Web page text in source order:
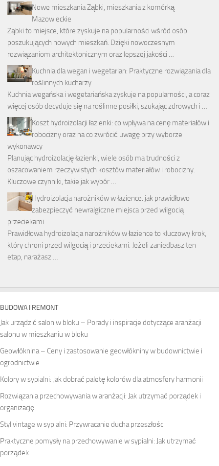
Nowe mieszkania Ząbki, mieszkania z komórką
Mazowieckie
Ząbki to miejsce, które zyskuje na popularności wśród osób
poszukujących nowych mieszkań. Dzięki nowoczesnym
rozwiązaniom architektonicznym oraz lepszej jakości …
Kuchnia dla wegan i wegetarian: Praktyczne rozwiązania dla
roślinnych kucharzy
Kuchnia wegańska i wegetariańska zyskuje na popularności, a coraz
więcej osób decyduje się na roślinne posiłki, szukając zdrowych i …
Koszt hydroizolacji łazienki: co wpływa na cenę materiałów i
robocizny oraz na co zwrócić uwagę przy wyborze
wykonawcy
Planując hydroizolację łazienki, wiele osób ma trudności z
oszacowaniem rzeczywistych kosztów materiałów i robocizny.
Kluczowe czynniki, takie jak wybór …
Hydroizolacja narożników w łazience: jak prawidłowo
zabezpieczyć newralgiczne miejsca przed wilgocią i
przeciekami
Prawidłowa hydroizolacja narożników w łazience to kluczowy krok,
który chroni przed wilgocią i przeciekami. Jeżeli zaniedbasz ten
etap, narażasz …
BUDOWA I REMONT
Jak urządzić salon w bloku – Porady i inspiracje dotyczące aranżacji
salonu w mieszkaniu w bloku
Geowłóknina – Ceny i zastosowanie geowłókniny w budownictwie i
ogrodnictwie
Kolory w sypialni: Jak dobrać paletę kolorów dla atmosfery harmonii
Rozwiązania przechowywania w aranżacji: Jak utrzymać porządek i
organizację
Styl vintage w sypialni: Przywracanie ducha przeszłości
Praktyczne pomysły na przechowywanie w sypialni: Jak utrzymać
porządek